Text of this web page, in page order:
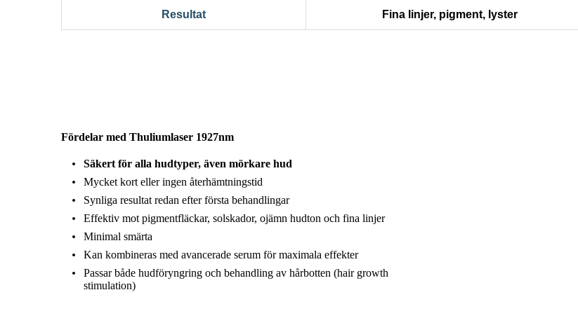
Resultat Fina linjer, pigment, lyster
Fördelar med Thuliumlaser 1927nm
Säkert för alla hudtyper, även mörkare hud
Mycket kort eller ingen återhämtningstid
Synliga resultat redan efter första behandlingar
Effektiv mot pigmentfläckar, solskador, ojämn hudton och fina linjer
Minimal smärta
Kan kombineras med avancerade serum för maximala effekter
Passar både hudföryngring och behandling av hårbotten (hair growth
stimulation)